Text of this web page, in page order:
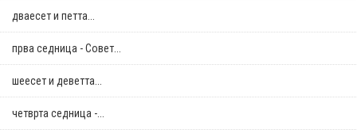
дваесет и петта...
прва седница - Совет...
шеесет и деветта...
четврта седница -...